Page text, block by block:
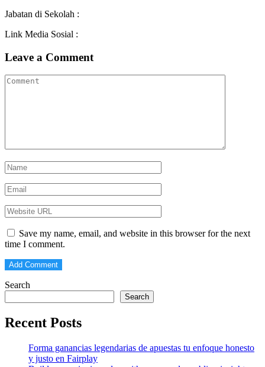
Jabatan di Sekolah :
Link Media Sosial :
Leave a Comment
Save my name, email, and website in this browser for the next
time I comment.
Search
Search
Recent Posts
Forma ganancias legendarias de apuestas tu enfoque honesto
y justo en Fairplay